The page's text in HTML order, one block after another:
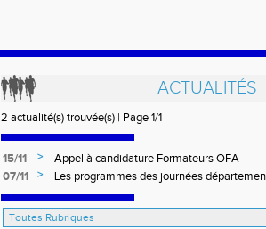
ACTUALITÉS
2 actualité(s) trouvée(s) | Page 1/1
15/11 >
Appel à candidature Formateurs OFA
07/11
>
Les programmes des journées